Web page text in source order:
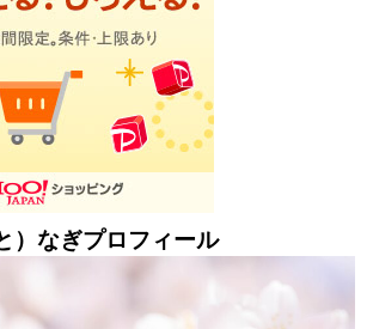
）なぎプロフィール